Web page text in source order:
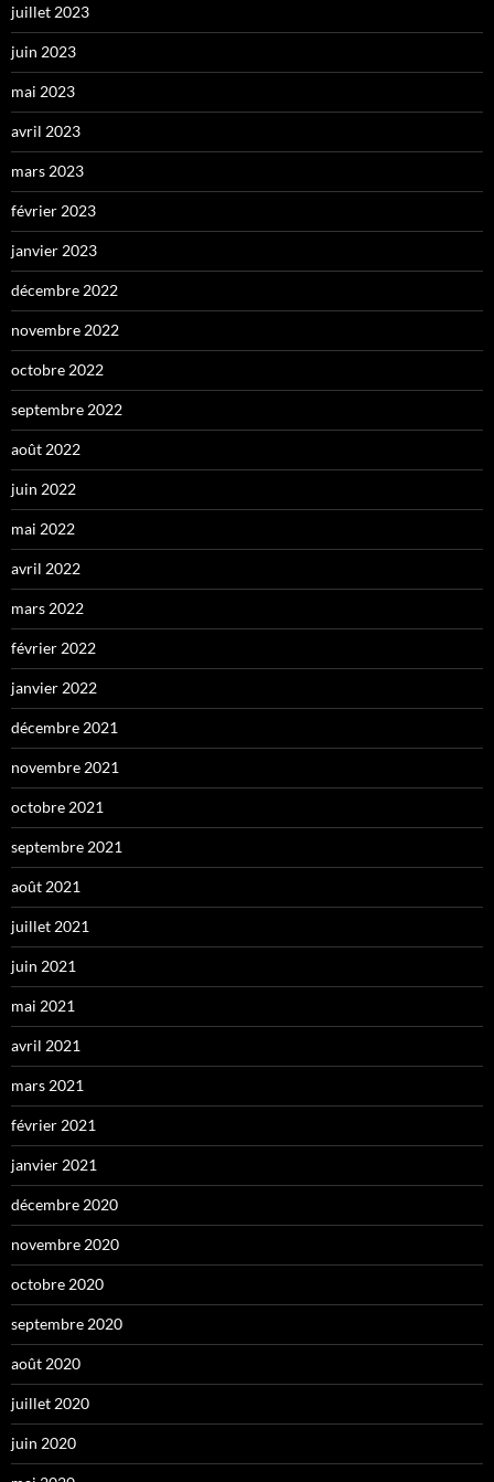
juillet 2023
juin 2023
mai 2023
avril 2023
mars 2023
février 2023
janvier 2023
décembre 2022
novembre 2022
octobre 2022
septembre 2022
août 2022
juin 2022
mai 2022
avril 2022
mars 2022
février 2022
janvier 2022
décembre 2021
novembre 2021
octobre 2021
septembre 2021
août 2021
juillet 2021
juin 2021
mai 2021
avril 2021
mars 2021
février 2021
janvier 2021
décembre 2020
novembre 2020
octobre 2020
septembre 2020
août 2020
juillet 2020
juin 2020